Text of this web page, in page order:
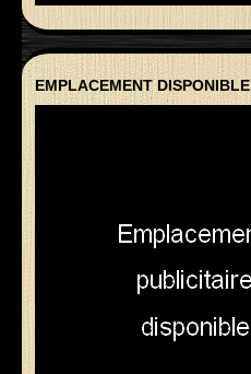
EMPLACEMENT DISPONIBLE